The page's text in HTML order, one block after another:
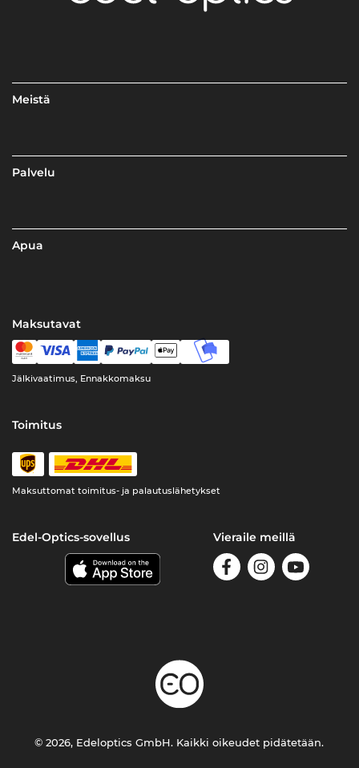
Meistä
Palvelu
Apua
Maksutavat
Jälkivaatimus, Ennakkomaksu
Toimitus
Maksuttomat toimitus- ja palautuslähetykset
Edel-Optics-sovellus Vieraile meillä
© 2026, Edeloptics GmbH. Kaikki oikeudet pidätetään.